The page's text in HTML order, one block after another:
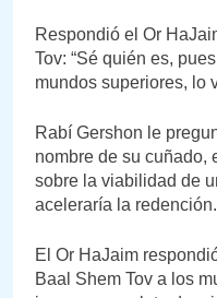
Respondió el Or
Tov: “Sé quién es,
mundos superiores, lo
Rabí Gershon le
nombre de su cuñado,
sobre la viabilidad de
aceleraría la redención.
El Or HaJaim
Baal Shem Tov a los